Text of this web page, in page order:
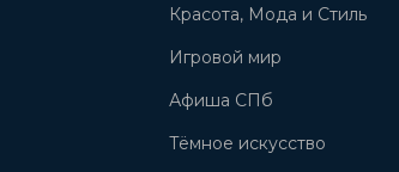
Красота, Мода и Стиль
Игровой мир
Афиша СПб
Тёмное искусство